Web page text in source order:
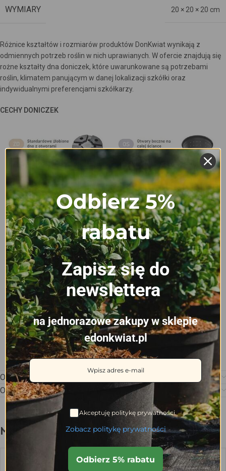
WYMIARY 20 × 20 × 20 cm
Różnice kształtów i rozmiarów produktów DonKwiat wynikają z
odmiennych potrzeb roślin w nich uprawianych. W ofercie znajdują się
rożne kształty dna doniczek, które uwarunkowane są potrzebami
roślin, klimatem panującym w danej lokalizacji szkółki oraz
indywidualnymi preferencjami szkółkarzy.
CECHY DONICZEK
Opis
Opinie (0)
Może spodoba się również…
Odbierz 5%
rabatu
Zapisz się do
newslettera
na jednorazowe zakupy w sklepie
edonkwiat.pl
Akceptuję politykę prywatności.
Zobacz politykę prywatności
Odbierz 5% rabatu